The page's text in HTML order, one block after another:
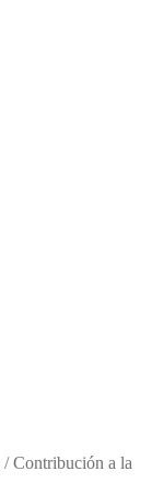
/Contribución a la